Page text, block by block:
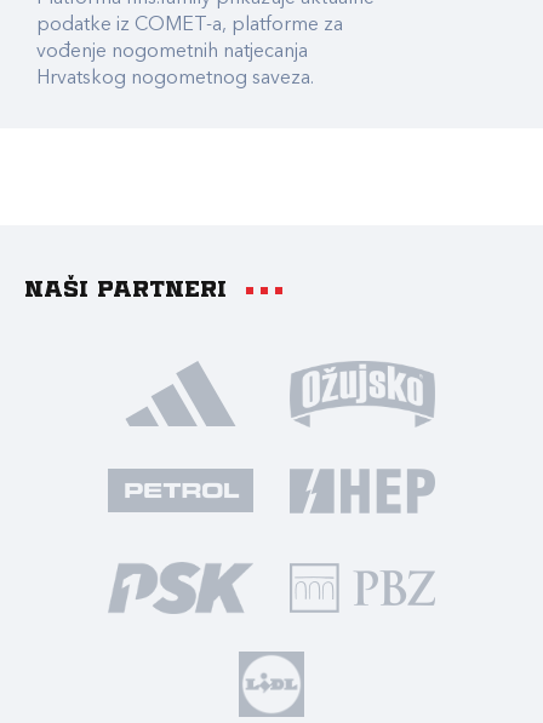
podatke iz COMET-a, platforme za
vođenje nogometnih natjecanja
Hrvatskog nogometnog saveza.
Naši partneri